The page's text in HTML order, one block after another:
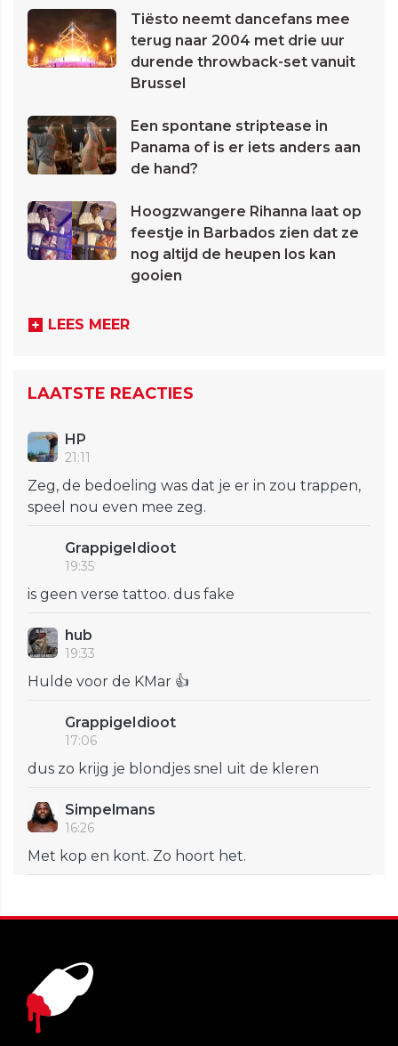
Tiësto neemt dancefans mee
terug naar 2004 met drie uur
durende throwback-set vanuit
Brussel
Een spontane striptease in
Panama of is er iets anders aan
de hand?
Hoogzwangere Rihanna laat op
feestje in Barbados zien dat ze
nog altijd de heupen los kan
gooien
LEES MEER
LAATSTE REACTIES
HP
21:11
Zeg, de bedoeling was dat je er in zou trappen,
speel nou even mee zeg.
GrappigeIdioot
19:35
is geen verse tattoo. dus fake
hub
19:33
Hulde voor de KMar 👍
GrappigeIdioot
17:06
dus zo krijg je blondjes snel uit de kleren
Simpelmans
16:26
Met kop en kont. Zo hoort het.